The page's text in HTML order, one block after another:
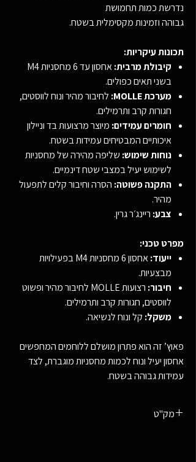
נדרשת כמות תחמושת
גבוהה וזמינות מקסימלית בשטח.
תכונות עיקריות:
קיבולת מרבית:
אחסון עד 6 מחסניות M4
בשני תאים כפולים.
מערכת MOLLE:
לחיבור מהיר ונוח לווסטים,
חגורות קרב ותרמילים.
חומרים עמידים: מיוצר מרצועות בד וניילון
איכותיים המבטיחים עמידות בשטח.
נוחות שימוש: שליפה מהירה של מחסניות
לשימוש יעיל במצבי שטח דינמיים.
התקנה פשוטה: הסרה וחיבור קלים לתפעול
מהיר.
צבע: ריינג׳ר גרין.
מפרט טכני:
ייעוד:
אחסון 6 מחסניות M4 בפעילויות
מבצעיות.
חיבור:
רצועות MOLLE לחיבור מהיר ופשוט
לווסטים, חגורות קרב ותרמילים.
משקל: קל ונוח לנשיאה.
פאוץ’ זה הוא פתרון מושלם ללוחמים המחפשים
אחסון יעיל ונוח לכמות מחסניות מוגברת, לצד
עמידות גבוהה בשטח.
מק"ט